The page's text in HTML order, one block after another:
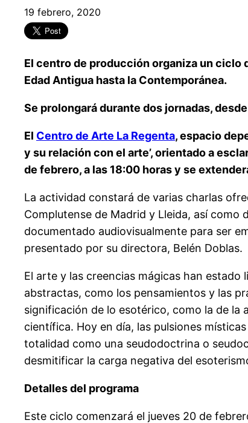
19 febrero, 2020
El centro de producción organiza un
Edad Antigua hasta la Contemporánea.
Se prolongará durante dos jornadas,
El Centro de Arte La Regenta, espacio
y su relación con el arte’, orientado a
de febrero, a las 18:00 horas y se
La actividad constará de varias charlas
Complutense de Madrid y Lleida, así como
documentado audiovisualmente para ser
presentado por su directora, Belén Doblas.
El arte y las creencias mágicas han
abstractas, como los pensamientos y las
significación de lo esotérico, como la de la
científica. Hoy en día, las pulsiones
totalidad como una seudodoctrina o
desmitificar la carga negativa del
Detalles del programa
Este ciclo comenzará el jueves 20 de